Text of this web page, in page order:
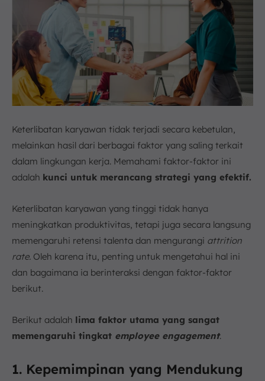
Keterlibatan karyawan tidak terjadi secara kebetulan,
melainkan hasil dari berbagai faktor yang saling terkait
dalam lingkungan kerja. Memahami faktor-faktor ini
adalah kunci untuk merancang strategi yang efektif.
Keterlibatan karyawan yang tinggi tidak hanya
meningkatkan produktivitas, tetapi juga secara langsung
memengaruhi retensi talenta dan mengurangi attrition
rate. Oleh karena itu, penting untuk mengetahui hal ini
dan bagaimana ia berinteraksi dengan faktor-faktor
berikut.
Berikut adalah lima faktor utama yang sangat
memengaruhi tingkat employee engagement.
1. Kepemimpinan yang Mendukung